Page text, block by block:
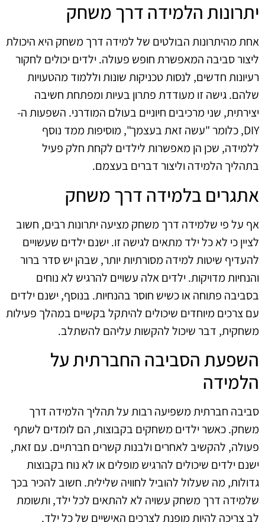
יתרונות הלמידה דרך משחק
אחת מהיתרונות הבולטים של למידה דרך משחק היא היכולת
ליצור סביבה המאפשרת חופש פעולה. ילדים יכולים לחקור
רעיונות חדשים, לנסות טכניקות שונות וללמוד מהטעויות
שלהם. גישה זו מעודדת פתרון בעיות ומפתחת חשיבה
יצירתית, שני מרכיבים חיוניים בעולם המודרני. השפעות ה-
DIY, כלומר "עשה זאת בעצמך", מוסיפות ממד נוסף
ללמידה, שכן הן מאפשרות לילדים לקחת חלק פעיל
בתהליך הלמידה וליצור דברים בעצמם.
אתגרים בלמידה דרך משחק
אף על פי שלמידה דרך משחק מציעה יתרונות רבים, חשוב
לציין כי לא כל ילד מתאים לגישה זו. ישנם ילדים שעשויים
להעדיף שיטות למידה מסורתיות יותר, שבהן יש סדר ברור
והנחיות מדויקות. ילדים אלה עשויים להרגיש לא נוחים
בסביבה פתוחה או כשיש חוסר בהנחיות. בנוסף, ישנם ילדים
עם צרכים מיוחדים שיכולים להיתקל בקשיים במהלך פעילות
משחקית, דבר שיכול להקשות עליהם להשתלב.
השפעת הסביבה החברתית על
הלמידה
סביבה חברתית משפיעה רבות על תהליך הלמידה דרך
משחק. כאשר ילדים משחקים בקבוצות, הם לומדים לשתף
פעולה, להקשיב לאחרים ולבנות קשרים חברתיים. עם זאת,
ישנם ילדים שיכולים להרגיש מופלים או לא נוח בקבוצות
גדולות, מה שעלול להוביל לחוויה שלילית. חשוב להכיר בכך
שלמידה דרך משחק עשויה לא להתאים לכל ילד, ותשומת
לב צריכה להיות מופנת לצרכים האישיים של כל ילד.